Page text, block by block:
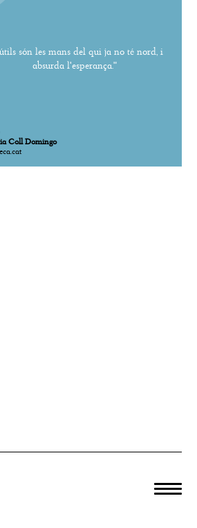
són les mans del qui ja no té nord, i
absurda l'esperança."
Coll Domingo